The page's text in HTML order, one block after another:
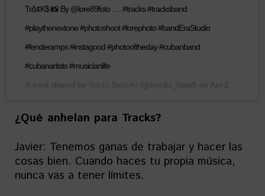
Tr∆¢K$ 📸 By @lore89foto . . . #tracks #tracksband
#playthenextone #photoshoot #lorephoto #bandEraStudio
#fenderamps #instagood #photooftheday #cubanband
#cubanartists #musicianlife
¿Qué anhelan para Tracks?
Javier: Tenemos ganas de trabajar y hacer las
cosas bien. Cuando haces tu propia música,
nunca vas a tener límites.